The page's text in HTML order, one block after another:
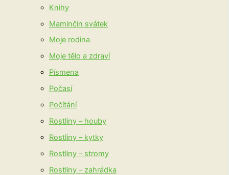
Knihy
Maminčin svátek
Moje rodina
Moje tělo a zdraví
Písmena
Počasí
Počítání
Rostliny – houby
Rostliny – kytky
Rostliny – stromy
Rostliny – zahrádka